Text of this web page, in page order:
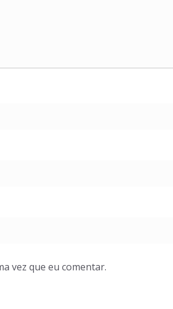
vez que eu comentar.